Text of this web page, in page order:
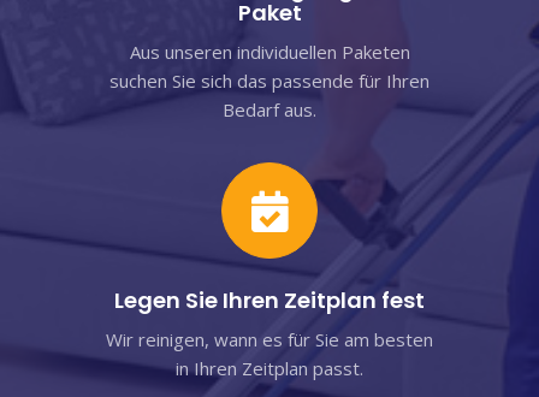
Paket
Aus unseren individuellen Paketen
suchen Sie sich das passende für Ihren
Bedarf aus.
Legen Sie Ihren Zeitplan fest
Wir reinigen, wann es für Sie am besten
in Ihren Zeitplan passt.